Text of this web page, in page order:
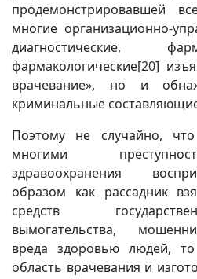
продемонстрировавшей
многие организационно-
диагностические,
фармакологические[20]
врачевание», но и
криминальные
Поэтому не случайно,
многими
здравоохранения
образом как рассадник
средств
вымогательства,
вреда здоровью людей,
область врачевания и